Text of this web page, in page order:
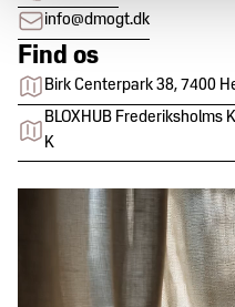
info@dmogt.dk
Find os
Birk Centerpark 38, 7400
BLOXHUB Frederiksholms
K